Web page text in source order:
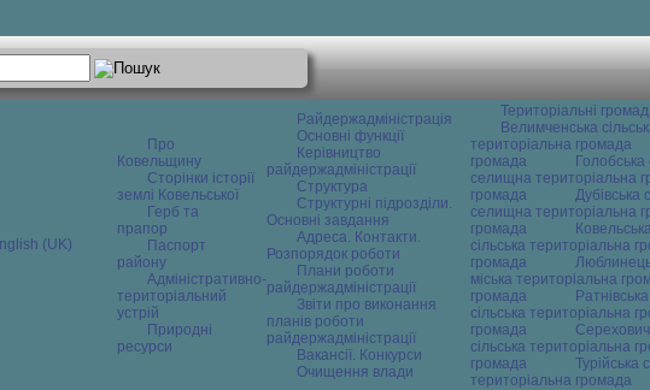
Про
Ковельщину
Сторінки історії
землі Ковельської
Герб та
прапор
Паспорт
району
Адміністративно-
територіальний
устрій
Природні
ресурси
Райдержадміністрація
Основні функції
Керівництво
райдержадміністрації
Структура
Структурні підрозділи.
Основні завдання
Адреса. Контакти.
Розпорядок роботи
Плани роботи
райдержадміністрації
Звіти про виконання
планів роботи
райдержадміністрації
Вакансії. Конкурси
Очищення влади
Територіальні
Велимченська
територіальна громада
громада
селищна територіальна
громада
Дубівська
селищна територіальна
громада
сільська територіальна
громада
міська територіальна
громада
сільська територіальна
громада
сільська територіальна
громада
Турійська
територіальна громада